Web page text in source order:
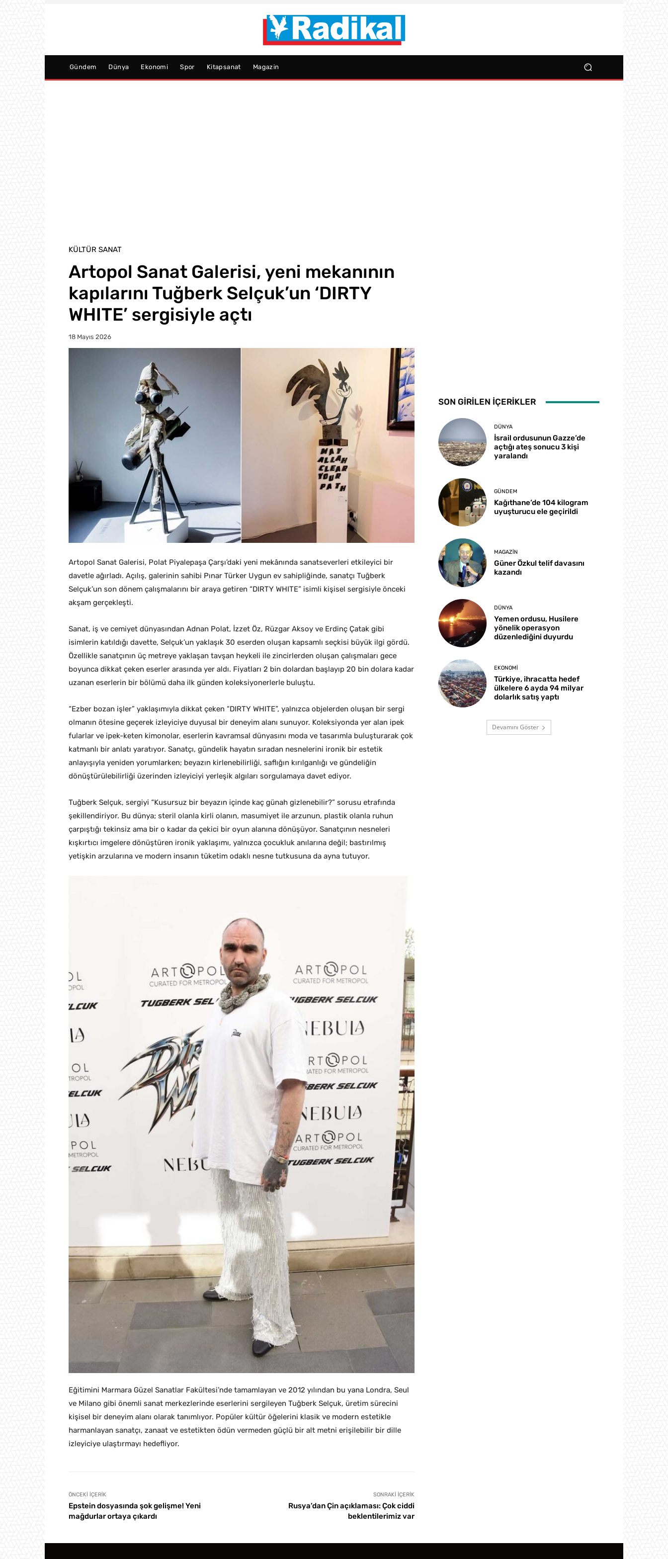
Gündem Dünya Ekonomi Spor Kitapsanat Magazin
KÜLTÜR SANAT
Artopol Sanat Galerisi, yeni mekanının
kapılarını Tuğberk Selçuk’un ‘DIRTY
WHITE’ sergisiyle açtı
18 Mayıs 2026
Artopol Sanat Galerisi, Polat Piyalepaşa Çarşı’daki yeni mekânında sanatseverleri etkileyici bir
davetle ağırladı. Açılış, galerinin sahibi Pınar Türker Uygun ev sahipliğinde, sanatçı Tuğberk
Selçuk’un son dönem çalışmalarını bir araya getiren “DIRTY WHITE” isimli kişisel sergisiyle önceki
akşam gerçekleşti.
Sanat, iş ve cemiyet dünyasından Adnan Polat, İzzet Öz, Rüzgar Aksoy ve Erdinç Çatak gibi
isimlerin katıldığı davette, Selçuk’un yaklaşık 30 eserden oluşan kapsamlı seçkisi büyük ilgi gördü.
Özellikle sanatçının üç metreye yaklaşan tavşan heykeli ile zincirlerden oluşan çalışmaları gece
boyunca dikkat çeken eserler arasında yer aldı. Fiyatları 2 bin dolardan başlayıp 20 bin dolara kadar
uzanan eserlerin bir bölümü daha ilk günden koleksiyonerlerle buluştu.
“Ezber bozan işler” yaklaşımıyla dikkat çeken “DIRTY WHITE”, yalnızca objelerden oluşan bir sergi
olmanın ötesine geçerek izleyiciye duyusal bir deneyim alanı sunuyor. Koleksiyonda yer alan ipek
fularlar ve ipek-keten kimonolar, eserlerin kavramsal dünyasını moda ve tasarımla buluşturarak çok
katmanlı bir anlatı yaratıyor. Sanatçı, gündelik hayatın sıradan nesnelerini ironik bir estetik
anlayışıyla yeniden yorumlarken; beyazın kirlenebilirliği, saflığın kırılganlığı ve gündeliğin
dönüştürülebilirliği üzerinden izleyiciyi yerleşik algıları sorgulamaya davet ediyor.
Tuğberk Selçuk, sergiyi “Kusursuz bir beyazın içinde kaç günah gizlenebilir?” sorusu etrafında
şekillendiriyor. Bu dünya; steril olanla kirli olanın, masumiyet ile arzunun, plastik olanla ruhun
çarpıştığı tekinsiz ama bir o kadar da çekici bir oyun alanına dönüşüyor. Sanatçının nesneleri
kışkırtıcı imgelere dönüştüren ironik yaklaşımı, yalnızca çocukluk anılarına değil; bastırılmış
yetişkin arzularına ve modern insanın tüketim odaklı nesne tutkusuna da ayna tutuyor.
Eğitimini Marmara Güzel Sanatlar Fakültesi’nde tamamlayan ve 2012 yılından bu yana Londra, Seul
ve Milano gibi önemli sanat merkezlerinde eserlerini sergileyen Tuğberk Selçuk, üretim sürecini
kişisel bir deneyim alanı olarak tanımlıyor. Popüler kültür öğelerini klasik ve modern estetikle
harmanlayan sanatçı, zanaat ve estetikten ödün vermeden güçlü bir alt metni erişilebilir bir dille
izleyiciye ulaştırmayı hedefliyor.
ÖNCEKI İÇERIK
Epstein dosyasında şok gelişme! Yeni
mağdurlar ortaya çıkardı
SONRAKI İÇERIK
Rusya’dan Çin açıklaması: Çok ciddi
beklentilerimiz var
SON GİRİLEN İÇERİKLER
DÜNYA
İsrail ordusunun Gazze’de
açtığı ateş sonucu 3 kişi
yaralandı
GÜNDEM
Kağıthane’de 104 kilogram
uyuşturucu ele geçirildi
MAGAZIN
Güner Özkul telif davasını
kazandı
DÜNYA
Yemen ordusu, Husilere
yönelik operasyon
düzenlediğini duyurdu
EKONOMI
Türkiye, ihracatta hedef
ülkelere 6 ayda 94 milyar
dolarlık satış yaptı
Devamını Göster